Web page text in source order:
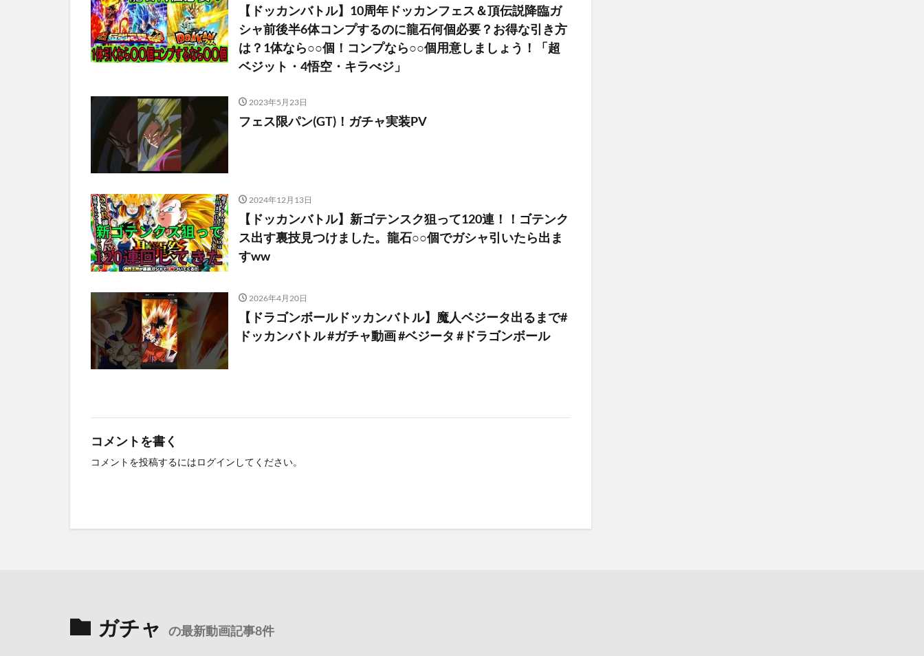
【ドッカンバトル】10周年ドッカンフェス＆頂伝説降臨ガ
シャ前後半6体コンプするのに龍石何個必要？お得な引き方
は？1体なら○○個！コンプなら○○個用意しましょう！「超
ベジット・4悟空・キラべジ」
2023年5月23日
フェス限パン(GT)！ガチャ実装PV
2024年12月13日
【ドッカンバトル】新ゴテンスク狙って120連！！ゴテンク
ス出す裏技見つけました。龍石○○個でガシャ引いたら出ま
すww
2026年4月20日
【ドラゴンボールドッカンバトル】魔人ベジータ出るまで#
ドッカンバトル #ガチャ動画 #ベジータ #ドラゴンボール
コメントを書く
コメントを投稿するにはログイン してください。
ガチャ の最新動画記事8件